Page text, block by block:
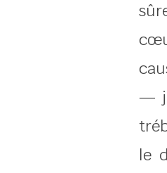
—
le